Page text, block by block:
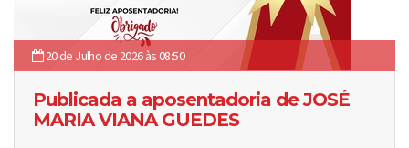
20 de Julho de 2026 às 08:50
Publicada a aposentadoria de JOSÉ
MARIA VIANA GUEDES